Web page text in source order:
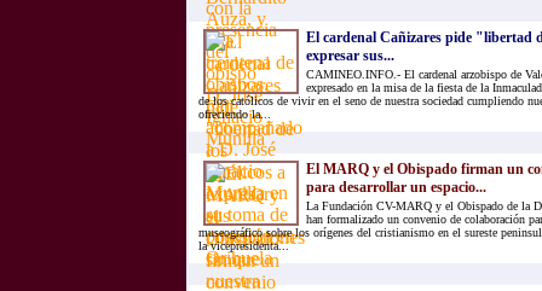
El cardenal Cañizares pide "libertad
expresar sus...
CAMINEO.INFO.- El cardenal arzobispo de
expresado en la misa de la fiesta de la
de los católicos de vivir en el seno de nuestra sociedad cumpliendo
ofreciendo la...
El MARQ y el Obispado firman un
para desarrollar un espacio...
La Fundación CV-MARQ y el Obispado de la
han formalizado un convenio de colaboración
museográfico sobre los orígenes del cristianismo en el sureste
la vicepresidenta...